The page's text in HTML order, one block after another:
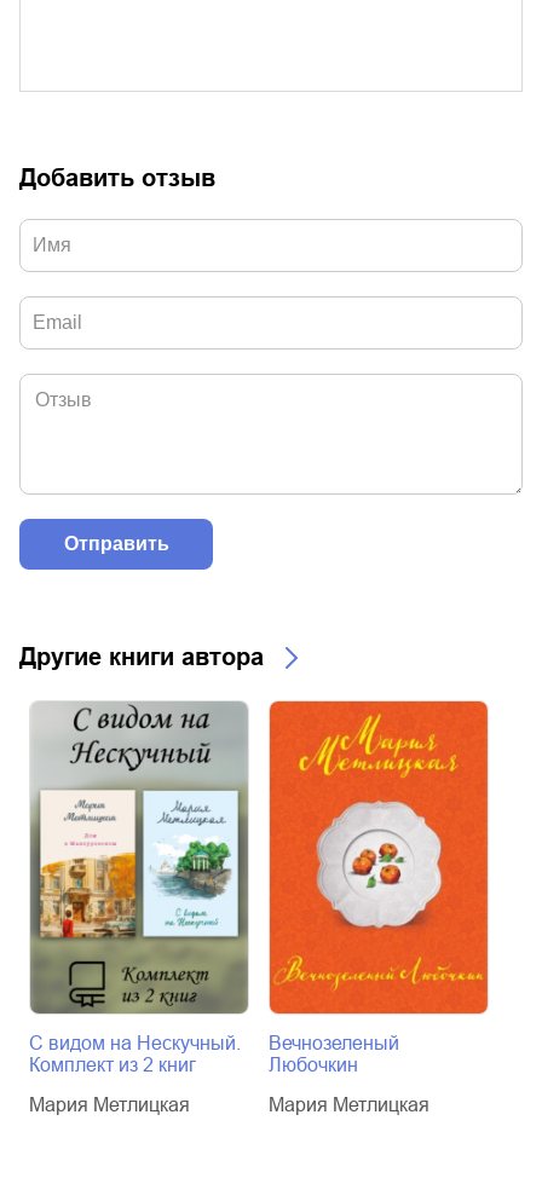
Добавить отзыв
Другие книги автора
С видом на Нескучный.
Комплект из 2 книг
Мария Метлицкая
Вечнозеленый
Любочкин
Мария Метлицкая